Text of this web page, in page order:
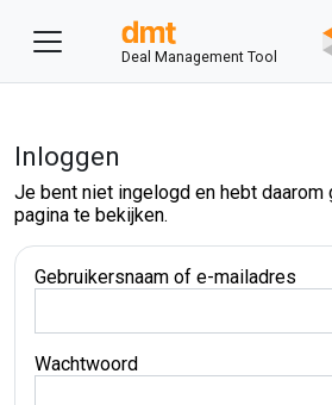
Deal Management Tool
Inloggen
Je bent niet ingelogd en hebt daarom
pagina te bekijken.
Gebruikersnaam of e-mailadres
Wachtwoord